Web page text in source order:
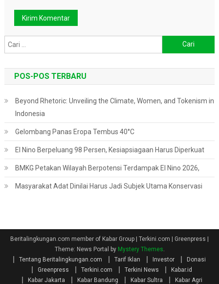
untuk:
POS-POS TERBARU
Beyond Rhetoric: Unveiling the Climate, Women, and Tokenism in
Indonesia
Gelombang Panas Eropa Tembus 40°C
El Nino Berpeluang 98 Persen, Kesiapsiagaan Harus Diperkuat
BMKG Petakan Wilayah Berpotensi Terdampak El Nino 2026,
Masyarakat Adat Dinilai Harus Jadi Subjek Utama Konservasi
Beritalingkungan.com member of Kabar Group | Terkini.com | Greenpress |
Theme: News Portal by Mystery Themes
Tentang Beritalingkungan.com
Tarif Iklan Investor
Donasi
Greenpress
Terkini.com Terkini News
Kabar.id
Kabar Jakarta
Kabar Bandung Kabar Sultra Kabar Agri